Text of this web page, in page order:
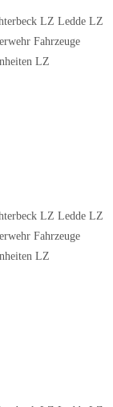
LZ Ledde LZ
Fahrzeuge
LZ
LZ Ledde LZ
Fahrzeuge
LZ